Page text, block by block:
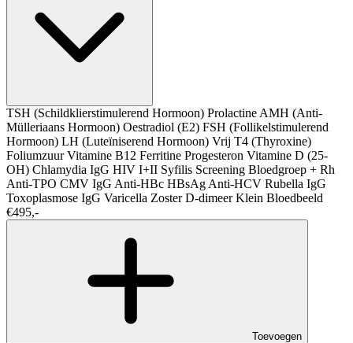
TSH (Schildklierstimulerend Hormoon) Prolactine AMH (Anti-
Mülleriaans Hormoon) Oestradiol (E2) FSH (Follikelstimulerend
Hormoon) LH (Luteïniserend Hormoon) Vrij T4 (Thyroxine)
FoliumzuurVitamine B12 Ferritine Progesteron Vitamine D (25-
OH) Chlamydia IgG HIV I+II Syfilis Screening Bloedgroep + Rh
Anti-TPO CMV IgG Anti-HBc HBsAg Anti-HCV Rubella IgG
Toxoplasmose IgG Varicella ZosterD-dimeerKlein Bloedbeeld
€495,-
Toevoegen